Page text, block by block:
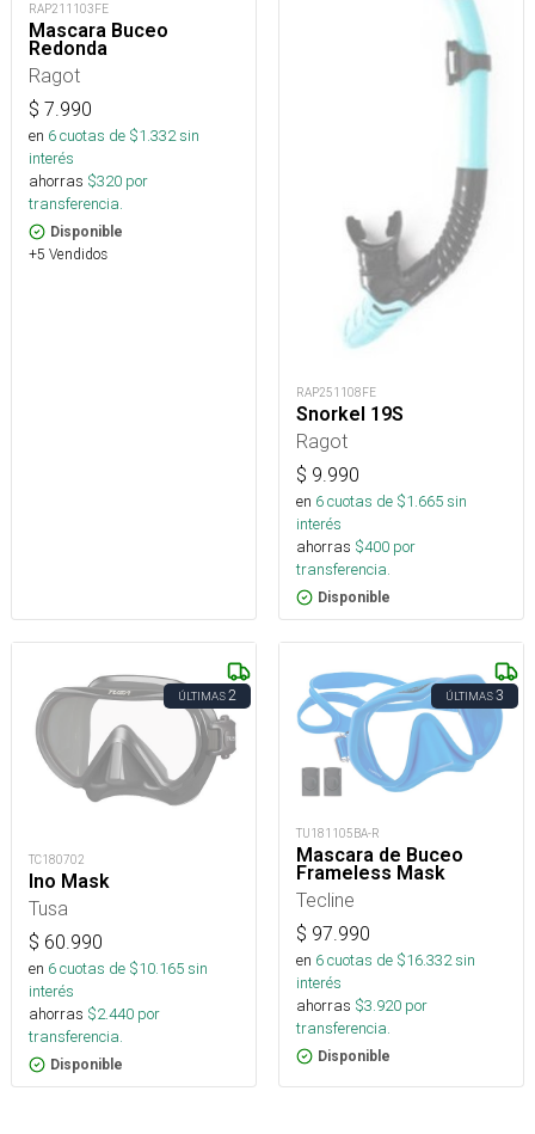
RAP211103FE
Mascara Buceo
Redonda
Ragot
$ 7.990
en 6cuotas de $1.332sin
interés
ahorras $320 por
transferencia.
Disponible
+5 Vendidos
RAP251108FE
Snorkel 19S
Ragot
$ 9.990
en 6cuotas de $1.665sin
interés
ahorras $400 por
transferencia.
Disponible
ÚLTIMAS2
TC180702
Ino Mask
Tusa
$ 60.990
en 6cuotas de $10.165sin
interés
ahorras $2.440 por
transferencia.
Disponible
ÚLTIMAS3
TU181105BA-R
Mascara de Buceo
Frameless Mask
Tecline
$ 97.990
en 6cuotas de $16.332sin
interés
ahorras $3.920 por
transferencia.
Disponible